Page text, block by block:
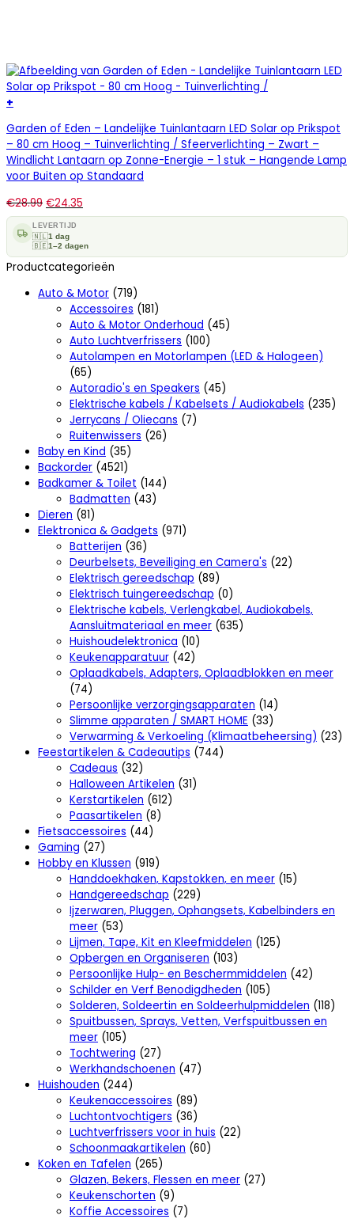
+
Garden of Eden – Landelijke Tuinlantaarn LED Solar op Prikspot
– 80 cm Hoog – Tuinverlichting / Sfeerverlichting – Zwart –
Windlicht Lantaarn op Zonne-Energie – 1 stuk – Hangende Lamp
voor Buiten op Standaard
€28.99 €24.35
LEVERTIJD
🇳🇱1 dag
🇧🇪1–2 dagen
Productcategorieën
Auto & Motor (719)
Accessoires (181)
Auto & Motor Onderhoud (45)
Auto Luchtverfrissers (100)
Autolampen en Motorlampen (LED & Halogeen)
(65)
Autoradio's en Speakers (45)
Elektrische kabels / Kabelsets / Audiokabels (235)
Jerrycans / Oliecans (7)
Ruitenwissers (26)
Baby en Kind (35)
Backorder (4521)
Badkamer & Toilet (144)
Badmatten (43)
Dieren (81)
Elektronica & Gadgets (971)
Batterijen (36)
Deurbelsets, Beveiliging en Camera's (22)
Elektrisch gereedschap (89)
Elektrisch tuingereedschap (0)
Elektrische kabels, Verlengkabel, Audiokabels,
Aansluitmateriaal en meer (635)
Huishoudelektronica (10)
Keukenapparatuur (42)
Oplaadkabels, Adapters, Oplaadblokken en meer
(74)
Persoonlijke verzorgingsapparaten (14)
Slimme apparaten / SMART HOME (33)
Verwarming & Verkoeling (Klimaatbeheersing) (23)
Feestartikelen & Cadeautips (744)
Cadeaus (32)
Halloween Artikelen (31)
Kerstartikelen (612)
Paasartikelen (8)
Fietsaccessoires (44)
Gaming (27)
Hobby en Klussen (919)
Handdoekhaken, Kapstokken, en meer (15)
Handgereedschap (229)
Ijzerwaren, Pluggen, Ophangsets, Kabelbinders en
meer (53)
Lijmen, Tape, Kit en Kleefmiddelen (125)
Opbergen en Organiseren (103)
Persoonlijke Hulp- en Beschermmiddelen (42)
Schilder en Verf Benodigdheden (105)
Solderen, Soldeertin en Soldeerhulpmiddelen (118)
Spuitbussen, Sprays, Vetten, Verfspuitbussen en
meer (105)
Tochtwering (27)
Werkhandschoenen (47)
Huishouden (244)
Keukenaccessoires (89)
Luchtontvochtigers (36)
Luchtverfrissers voor in huis (22)
Schoonmaakartikelen (60)
Koken en Tafelen (265)
Glazen, Bekers, Flessen en meer (27)
Keukenschorten (9)
Koffie Accessoires (7)